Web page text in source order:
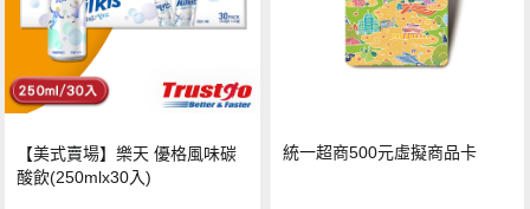
【美式賣場】樂天 優格風味碳
酸飲(250mlx30入)
統一超商500元虛擬商品卡